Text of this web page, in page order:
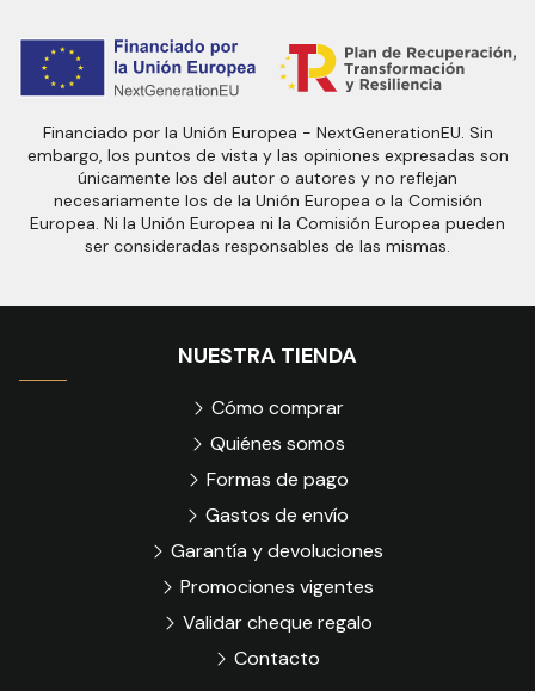
Financiado por la Unión Europea - NextGenerationEU. Sin
embargo, los puntos de vista y las opiniones expresadas son
únicamente los del autor o autores y no reflejan
necesariamente los de la Unión Europea o la Comisión
Europea. Ni la Unión Europea ni la Comisión Europea pueden
ser consideradas responsables de las mismas.
NUESTRA TIENDA
Cómo comprar
Quiénes somos
Formas de pago
Gastos de envío
Garantía y devoluciones
Promociones vigentes
Validar cheque regalo
Contacto